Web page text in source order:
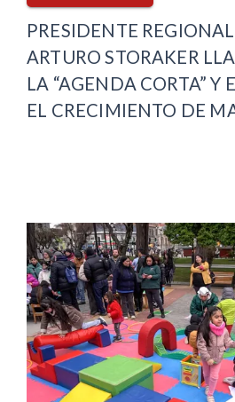
PRESIDENTE
ARTURO STORAKER
LA “AGENDA CORTA” Y
EL CRECIMIENTO DE